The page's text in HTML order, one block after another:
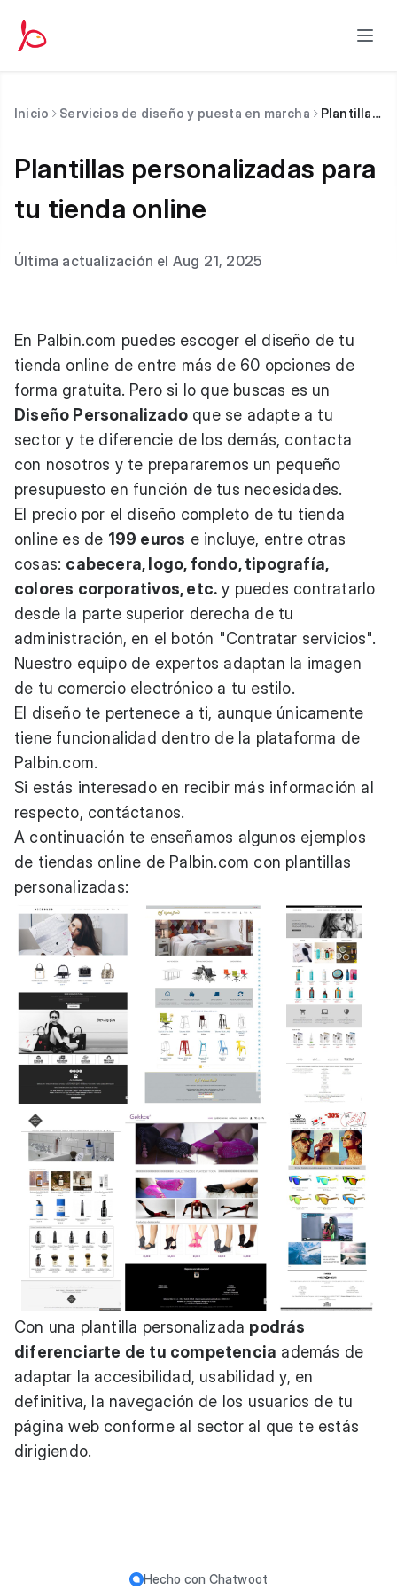
Inicio Servicios de diseño y puesta en marcha Plantillas personalizadas para tu tienda online
Plantillas personalizadas para
tu tienda online
Última actualización el Aug 21, 2025
En Palbin.com puedes escoger el diseño de tu
tienda online de entre más de 60 opciones de
forma gratuita. Pero si lo que buscas es un
Diseño Personalizado que se adapte a tu
sector y te diferencie de los demás, contacta
con nosotros y te prepararemos un pequeño
presupuesto en función de tus necesidades.
El precio por el diseño completo de tu tienda
online es de 199 euros e incluye, entre otras
cosas: cabecera, logo, fondo, tipografía,
colores corporativos, etc. y puedes contratarlo
desde la parte superior derecha de tu
administración, en el botón "Contratar servicios".
Nuestro equipo de expertos adaptan la imagen
de tu comercio electrónico a tu estilo.
El diseño te pertenece a ti, aunque únicamente
tiene funcionalidad dentro de la plataforma de
Palbin.com.
Si estás interesado en recibir más información al
respecto, contáctanos.
A continuación te enseñamos algunos ejemplos
de tiendas online de Palbin.com con plantillas
personalizadas:
Con una plantilla personalizada podrás
diferenciarte de tu competencia además de
adaptar la accesibilidad, usabilidad y, en
definitiva, la navegación de los usuarios de tu
página web conforme al sector al que te estás
dirigiendo.
Hecho con Chatwoot